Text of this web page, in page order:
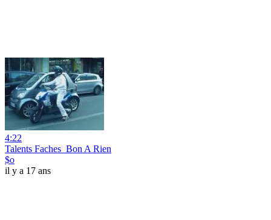
4:22
Talents Faches_Bon A Rien
$o
il y a 17 ans